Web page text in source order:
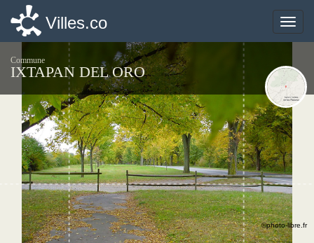
Toggle
Villes.co
Commune
IXTAPAN DEL ORO
©photo-libre.fr
Toggle
Villes.co